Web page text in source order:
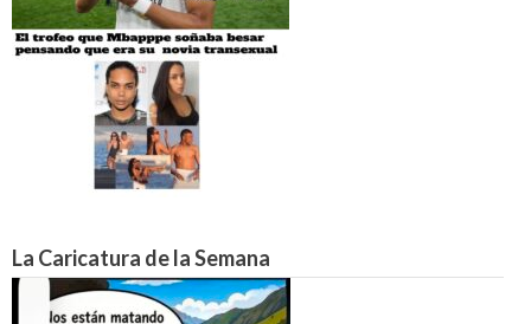
La Caricatura de la Semana